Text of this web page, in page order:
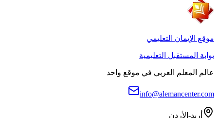
موقع الإيمان التعليمي
بوابة المستقبل التعليمية
عالم المعلم العربي في موقع واحد
info@alemancenter.com
أربد-الأردن